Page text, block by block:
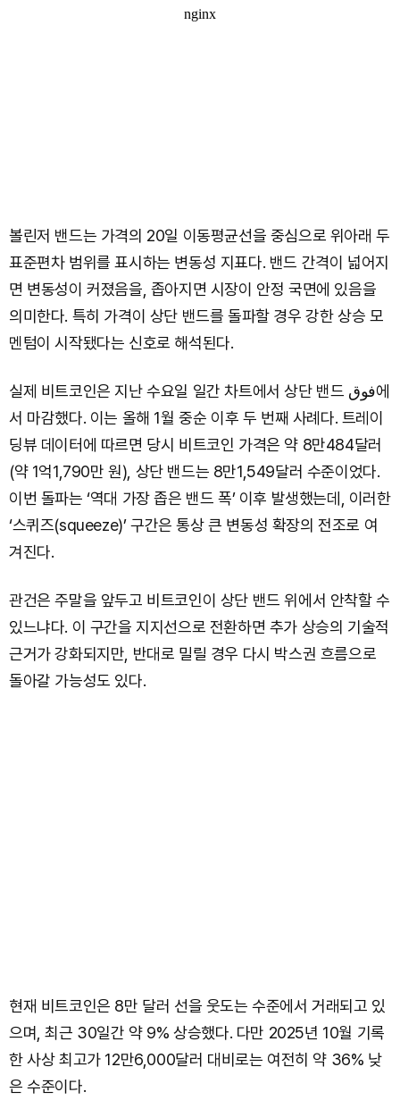
볼린저 밴드는 가격의 20일 이동평균선을 중심으로 위아래 두
표준편차 범위를 표시하는 변동성 지표다. 밴드 간격이 넓어지
면 변동성이 커졌음을, 좁아지면 시장이 안정 국면에 있음을
의미한다. 특히 가격이 상단 밴드를 돌파할 경우 강한 상승 모
멘텀이 시작됐다는 신호로 해석된다.
실제 비트코인은 지난 수요일 일간 차트에서 상단 밴드 فوق에
서 마감했다. 이는 올해 1월 중순 이후 두 번째 사례다. 트레이
딩뷰 데이터에 따르면 당시 비트코인 가격은 약 8만484달러
(약 1억1,790만 원), 상단 밴드는 8만1,549달러 수준이었다.
이번 돌파는 ‘역대 가장 좁은 밴드 폭’ 이후 발생했는데, 이러한
‘스퀴즈(squeeze)’ 구간은 통상 큰 변동성 확장의 전조로 여
겨진다.
관건은 주말을 앞두고 비트코인이 상단 밴드 위에서 안착할 수
있느냐다. 이 구간을 지지선으로 전환하면 추가 상승의 기술적
근거가 강화되지만, 반대로 밀릴 경우 다시 박스권 흐름으로
돌아갈 가능성도 있다.
현재 비트코인은 8만 달러 선을 웃도는 수준에서 거래되고 있
으며, 최근 30일간 약 9% 상승했다. 다만 2025년 10월 기록
한 사상 최고가 12만6,000달러 대비로는 여전히 약 36% 낮
은 수준이다.